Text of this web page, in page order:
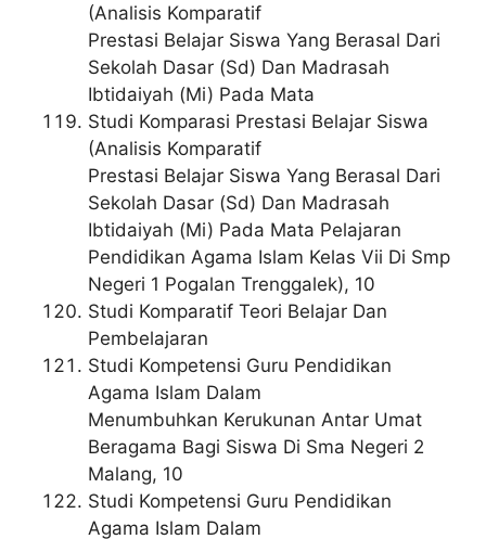
(Analisis Komparatif
Prestasi Belajar Siswa Yang Berasal Dari
Sekolah Dasar (Sd) Dan Madrasah
Ibtidaiyah (Mi) Pada Mata
Studi Komparasi Prestasi Belajar Siswa
(Analisis Komparatif
Prestasi Belajar Siswa Yang Berasal Dari
Sekolah Dasar (Sd) Dan Madrasah
Ibtidaiyah (Mi) Pada Mata Pelajaran
Pendidikan Agama Islam Kelas Vii Di Smp
Negeri 1 Pogalan Trenggalek), 10
Studi Komparatif Teori Belajar Dan
Pembelajaran
Studi Kompetensi Guru Pendidikan
Agama Islam Dalam
Menumbuhkan Kerukunan Antar Umat
Beragama Bagi Siswa Di Sma Negeri 2
Malang, 10
Studi Kompetensi Guru Pendidikan
Agama Islam Dalam